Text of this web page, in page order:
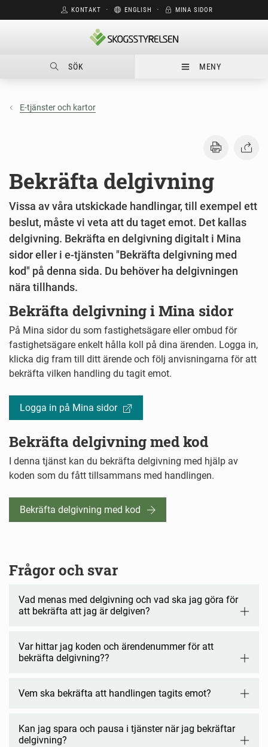
KONTAKT ⋅ ENGLISH ⋅ MINA SIDOR
SÖK MENY
E-tjänster och kartor
Bekräfta delgivning
Vissa av våra utskickade handlingar, till exempel ett
beslut, måste vi veta att du taget emot. Det kallas
delgivning. Bekräfta en delgivning digitalt i Mina
sidor eller i e-tjänsten "Bekräfta delgivning med
kod" på denna sida. Du behöver ha delgivningen
nära tillhands.
Bekräfta delgivning i Mina sidor
På Mina sidor du som fastighetsägare eller ombud för
fastighetsägare enkelt hålla koll på dina ärenden. Logga in,
klicka dig fram till ditt ärende och följ anvisningarna för att
bekräfta vilken handling du tagit emot.
Logga in på Mina sidor
Bekräfta delgivning med kod
I denna tjänst kan du bekräfta delgivning med hjälp av
koden som du fått tillsammans med handlingen.
Bekräfta delgivning med kod
Frågor och svar
Vad menas med delgivning och vad ska jag göra för
att bekräfta att jag är delgiven?
Var hittar jag koden och ärendenummer för att
bekräfta delgivning??
Vem ska bekräfta att handlingen tagits emot?
Kan jag spara och pausa i tjänster när jag bekräftar
delgivning?